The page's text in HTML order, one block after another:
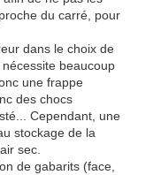
du carré, pour
dans le choix de
beaucoup
une frappe
des chocs
Cependant, une
stockage de la
sec.
de gabarits (face,